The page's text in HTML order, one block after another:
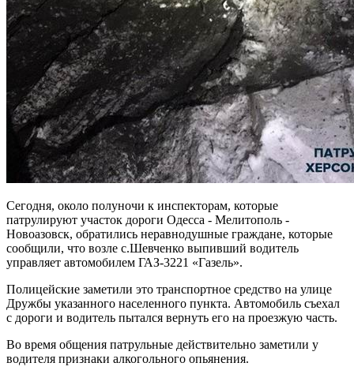
Сегодня, около полуночи к инспекторам, которые
патрулируют участок дороги Одесса - Мелитополь -
Новоазовск, обратились неравнодушные граждане, которые
сообщили, что возле с.Шевченко выпивший водитель
управляет автомобилем ГАЗ-3221 «Газель».
Полицейские заметили это транспортное средство на улице
Дружбы указанного населенного пункта. Автомобиль съехал
с дороги и водитель пытался вернуть его на проезжую часть.
Во время общения патрульные действительно заметили у
водителя признаки алкогольного опьянения.